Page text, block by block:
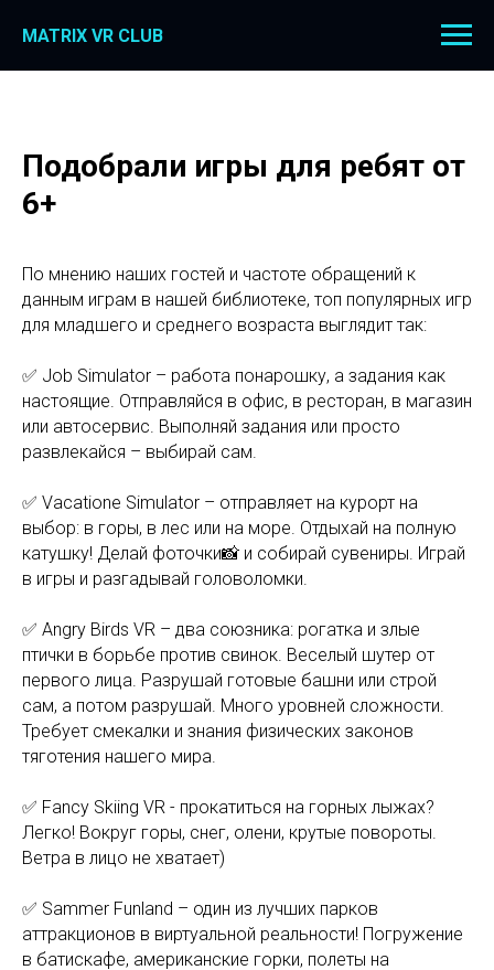
MATRIX VR CLUB
Подобрали игры для ребят от
6+
По мнению наших гостей и частоте обращений к
данным играм в нашей библиотеке, топ популярных игр
для младшего и среднего возраста выглядит так:
✅ Job Simulator – работа понарошку, а задания как
настоящие. Отправляйся в офис, в ресторан, в магазин
или автосервис. Выполняй задания или просто
развлекайся – выбирай сам.
✅ Vacatione Simulator – отправляет на курорт на
выбор: в горы, в лес или на море. Отдыхай на полную
катушку! Делай фоточки📸 и собирай сувениры. Играй
в игры и разгадывай головоломки.
✅ Angry Birds VR – два союзника: рогатка и злые
птички в борьбе против свинок. Веселый шутер от
первого лица. Разрушай готовые башни или строй
сам, а потом разрушай. Много уровней сложности.
Требует смекалки и знания физических законов
тяготения нашего мира.
✅ Fancy Skiing VR - прокатиться на горных лыжах?
Легко! Вокруг горы, снег, олени, крутые повороты.
Ветра в лицо не хватает)
✅ Sammer Funland – один из лучших парков
аттракционов в виртуальной реальности! Погружение
в батискафе, американские горки, полеты на